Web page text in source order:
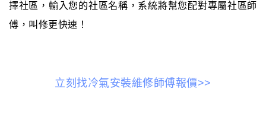
擇社區，輸入您的社區名稱，系統將幫您配對專屬社區師
傅，叫修更快速！
立刻找冷氣安裝維修師傅報價>>